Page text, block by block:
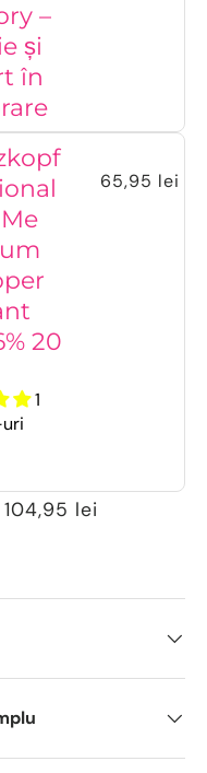
–
și
în
20
1
65,95 lei
104,95 lei